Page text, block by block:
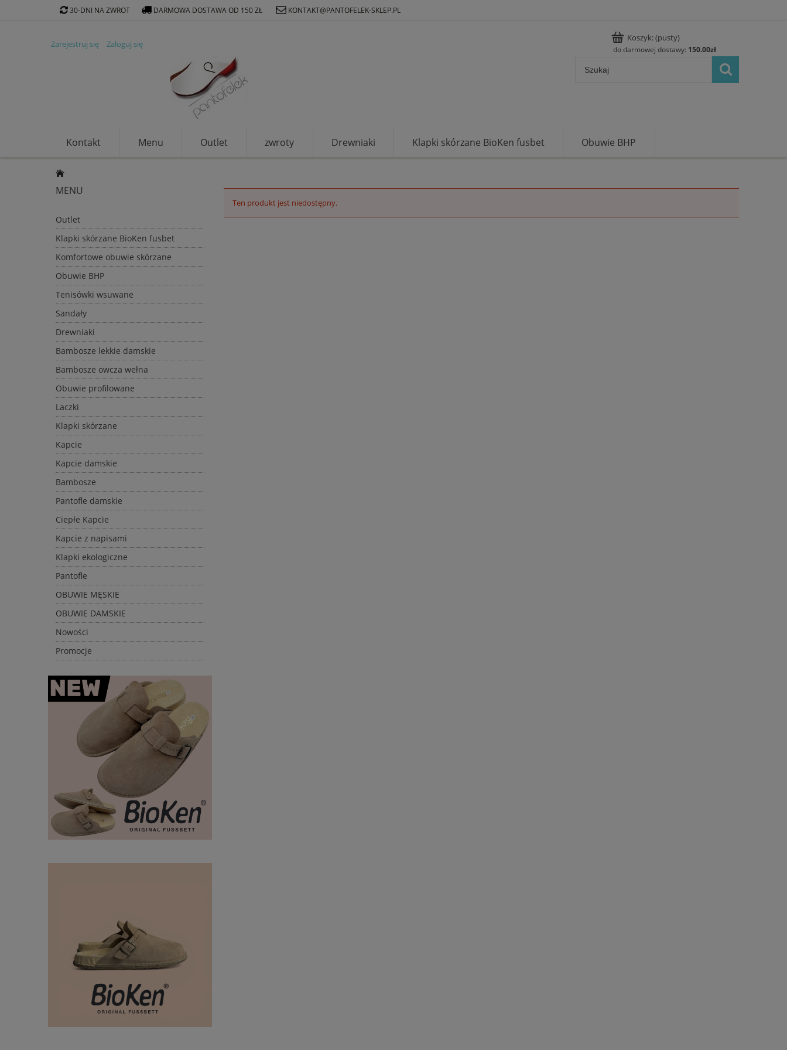
Zarejestruj się Zaloguj się
Koszyk:(pusty)
do darmowej dostawy: 150.00zł
Kontakt Menu Outlet zwroty Drewniaki Klapki skórzane BioKen fusbet Obuwie BHP
30-DNI NA ZWROT DARMOWA DOSTAWA OD 150 ZŁ KONTAKT@PANTOFELEK-SKLEP.PL
MENU
Outlet
Klapki skórzane BioKen fusbet
Komfortowe obuwie skórzane
Obuwie BHP
Tenisówki wsuwane
Sandały
Drewniaki
Bambosze lekkie damskie
Bambosze owcza wełna
Obuwie profilowane
Laczki
Klapki skórzane
Kapcie
Kapcie damskie
Bambosze
Pantofle damskie
Ciepłe Kapcie
Kapcie z napisami
Klapki ekologiczne
Pantofle
OBUWIE MĘSKIE
OBUWIE DAMSKIE
Nowości
Promocje
Ten produkt jest niedostępny.